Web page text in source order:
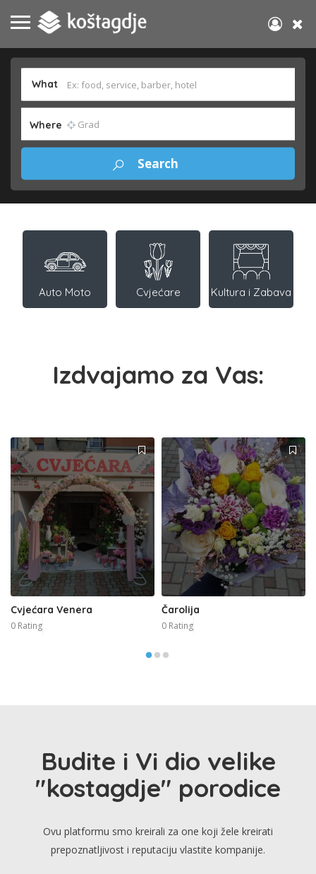
What
Where
Auto Moto Cvjećare Kultura i Zabava
Izdvajamo za Vas:
Cvjećara Venera
0 Rating
Čarolija
0 Rating
Budite i Vi dio velike
"kostagdje" porodice
Ovu platformu smo kreirali za one koji žele kreirati
prepoznatljivost i reputaciju vlastite kompanije.